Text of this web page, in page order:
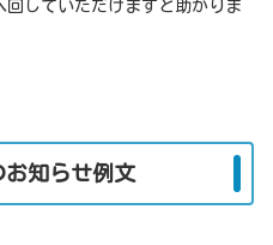
していただけますと助かりま
お知らせ例文